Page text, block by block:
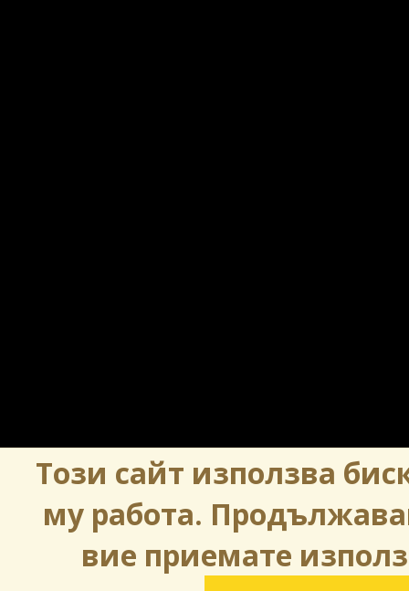
Този сайт използва
му работа.
вие приемате